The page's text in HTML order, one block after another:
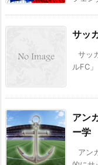
サッ
サッ
ルFC
アン
ー学
アン